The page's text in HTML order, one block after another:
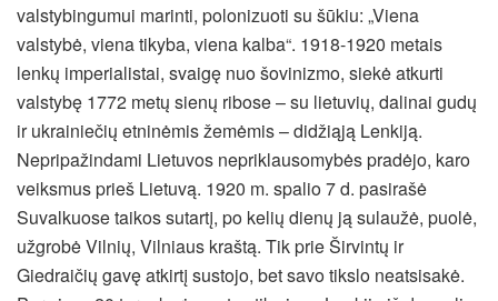
valstybingumui marinti, polonizuoti su šūkiu: „Viena
valstybė, viena tikyba, viena kalba“. 1918-1920 metais
lenkų imperialistai, svaigę nuo šovinizmo, siekė atkurti
valstybę 1772 metų sienų ribose – su lietuvių, dalinai gudų
ir ukrainiečių etninėmis žemėmis – didžiąją Lenkiją.
Nepripažindami Lietuvos nepriklausomybės pradėjo, karo
veiksmus prieš Lietuvą. 1920 m. spalio 7 d. pasirašė
Suvalkuose taikos sutartį, po kelių dienų ją sulaužė, puolė,
užgrobė Vilnių, Vilniaus kraštą. Tik prie Širvintų ir
Giedraičių gavę atkirtį sustojo, bet savo tikslo neatsisakė.